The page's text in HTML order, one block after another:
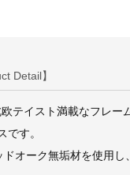
Detail】
テイスト満載なフレー
です。
オーク無垢材を使用し